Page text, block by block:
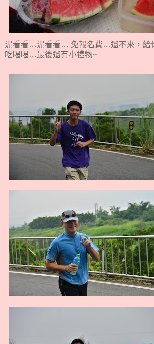
泥看看…泥看看… 免報名費…還不來，給
吃喝喝…最後還有小禮物~